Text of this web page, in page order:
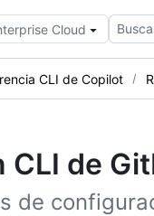
Cloud
CLI de Copilot
CLI de
de